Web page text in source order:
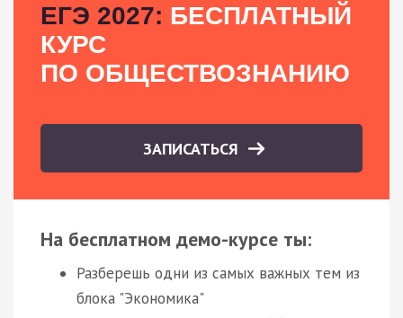
ЕГЭ 2027: БЕСПЛАТНЫЙ
КУРС
ПО ОБЩЕСТВОЗНАНИЮ
ЗАПИСАТЬСЯ
На бесплатном демо-курсе ты:
Разберешь одни из самых важных тем из
блока "Экономика"